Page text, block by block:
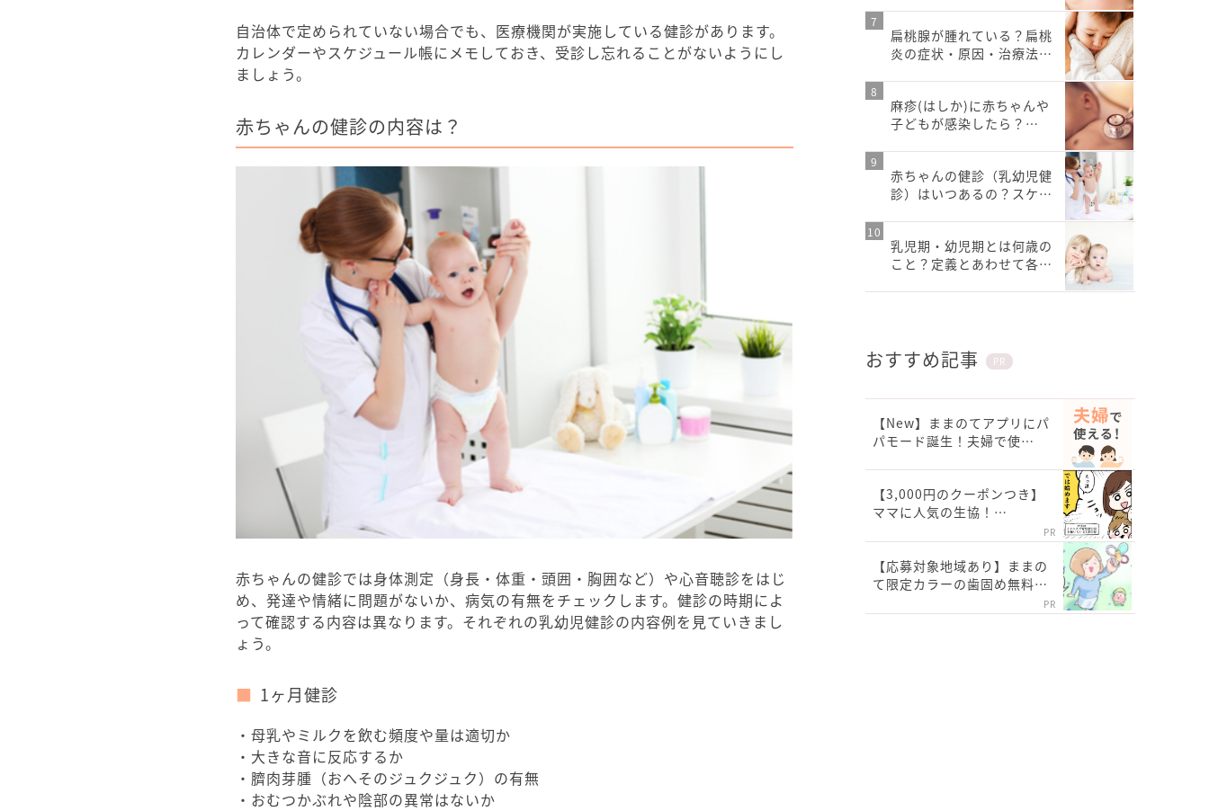
自治体で定められていない場合でも、医療機関が実施している健診があります。
カレンダーやスケジュール帳にメモしておき、受診し忘れることがないようにし
ましょう。
赤ちゃんの健診の内容は？
赤ちゃんの健診では身体測定（身長・体重・頭囲・胸囲など）や心音聴診をはじ
め、発達や情緒に問題がないか、病気の有無をチェックします。健診の時期によ
って確認する内容は異なります。それぞれの乳幼児健診の内容例を見ていきまし
ょう。
1ヶ月健診
・母乳やミルクを飲む頻度や量は適切か
・大きな音に反応するか
・臍肉芽腫（おへそのジュクジュク）の有無
・おむつかぶれや陰部の異常はないか
扁桃腺が腫れている？扁桃
炎の症状・原因・治療法…
麻疹(はしか)に赤ちゃんや
子どもが感染したら？…
赤ちゃんの健診（乳幼児健
診）はいつあるの？スケ…
乳児期・幼児期とは何歳の
こと？定義とあわせて各…
おすすめ記事 PR
【New】ままのてアプリにパ
パモード誕生！夫婦で使…
【3,000円のクーポンつき】
ママに人気の生協！…
PR
【応募対象地域あり】ままの
て限定カラーの歯固め無料…
PR